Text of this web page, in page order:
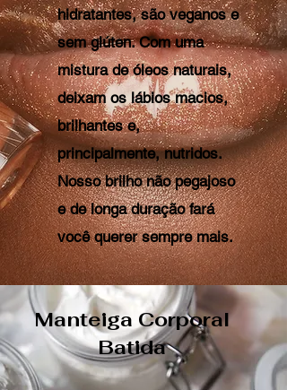
hidratantes, são veganos e
sem glúten. Com uma
mistura de óleos naturais,
deixam os lábios macios,
brilhantes e,
principalmente, nutridos.
Nosso brilho não pegajoso
e de longa duração fará
você querer sempre mais.
Manteiga Corporal
Batida